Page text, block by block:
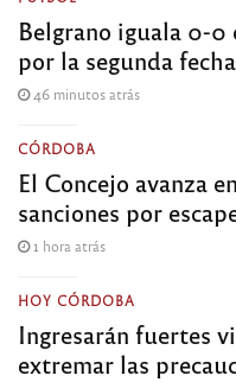
Belgrano iguala 0-0
por la segunda
46 minutos atrás
CÓRDOBA
El Concejo avanza
sanciones por
1 hora atrás
HOY CÓRDOBA
Ingresarán fuertes
extremar las